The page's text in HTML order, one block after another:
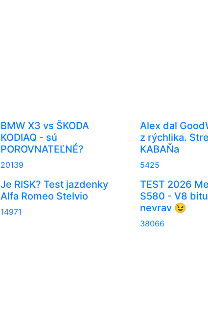
BMW X3 vs ŠKODA
KODIAQ - sú
POROVNATEĽNÉ?
20139
Alex dal
z rýchlika.
KABAŇa
5425
Je RISK? Test jazdenky
Alfa Romeo Stelvio
14971
TEST 2026
S580 - V8
nevrav 😉
38066